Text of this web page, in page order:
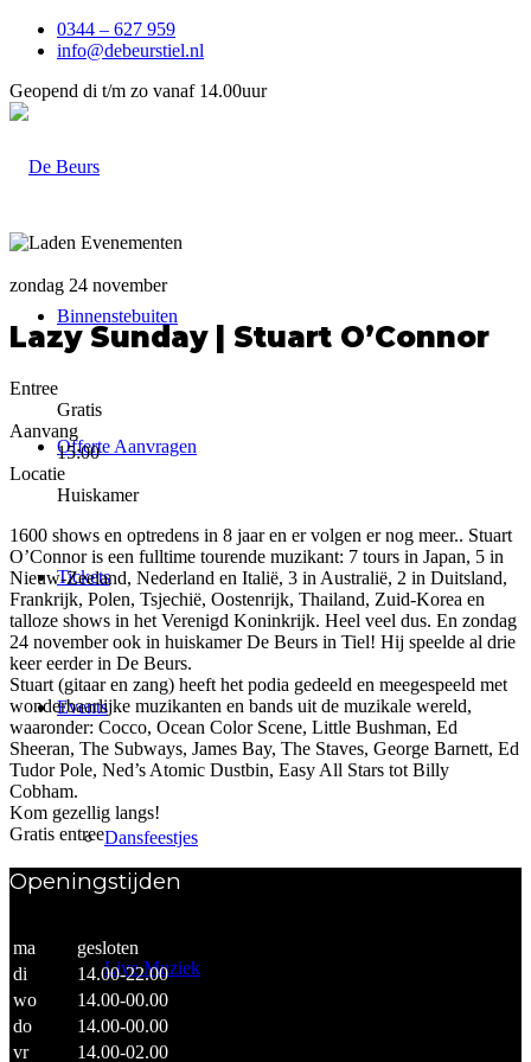
0344 – 627 959
info@debeurstiel.nl
Geopend di t/m zo vanaf 14.00uur
Binnenstebuiten
Offerte Aanvragen
Tickets
Events
Dansfeestjes
Live Muziek
zondag 24 november
Lazy Sunday | Stuart O’Connor
Entree
Gratis
Aanvang
15:00
Locatie
Huiskamer
1600 shows en optredens in 8 jaar en er volgen er nog meer.. Stuart
O’Connor is een fulltime tourende muzikant: 7 tours in Japan, 5 in
Nieuw-Zeeland, Nederland en Italië, 3 in Australië, 2 in Duitsland,
Frankrijk, Polen, Tsjechië, Oostenrijk, Thailand, Zuid-Korea en
talloze shows in het Verenigd Koninkrijk. Heel veel dus. En zondag
24 november ook in huiskamer De Beurs in Tiel! Hij speelde al drie
keer eerder in De Beurs.
Stuart (gitaar en zang) heeft het podia gedeeld en meegespeeld met
wonderbaarlijke muzikanten en bands uit de muzikale wereld,
waaronder: Cocco, Ocean Color Scene, Little Bushman, Ed
Sheeran, The Subways, James Bay, The Staves, George Barnett, Ed
Tudor Pole, Ned’s Atomic Dustbin, Easy All Stars tot Billy
Cobham.
Kom gezellig langs!
Gratis entree
Openingstijden
ma
gesloten
di
14.00-22.00
wo
14.00-00.00
do
14.00-00.00
vr
14.00-02.00